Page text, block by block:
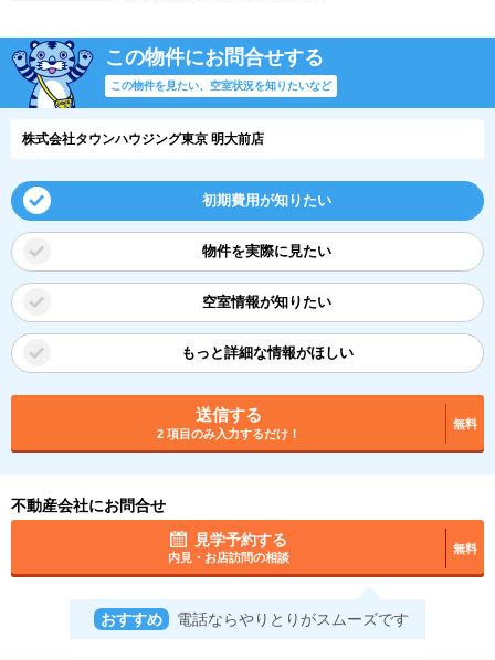
この物件にお問合せする
この物件を見たい、空室状況を知りたいなど
株式会社タウンハウジング東京 明大前店
初期費用が知りたい
物件を実際に見たい
空室情報が知りたい
もっと詳細な情報がほしい
送信する
2 項目のみ入力するだけ！
無料
不動産会社にお問合せ
見学予約する
内見・お店訪問の相談
無料
おすすめ 電話ならやりとりがスムーズです